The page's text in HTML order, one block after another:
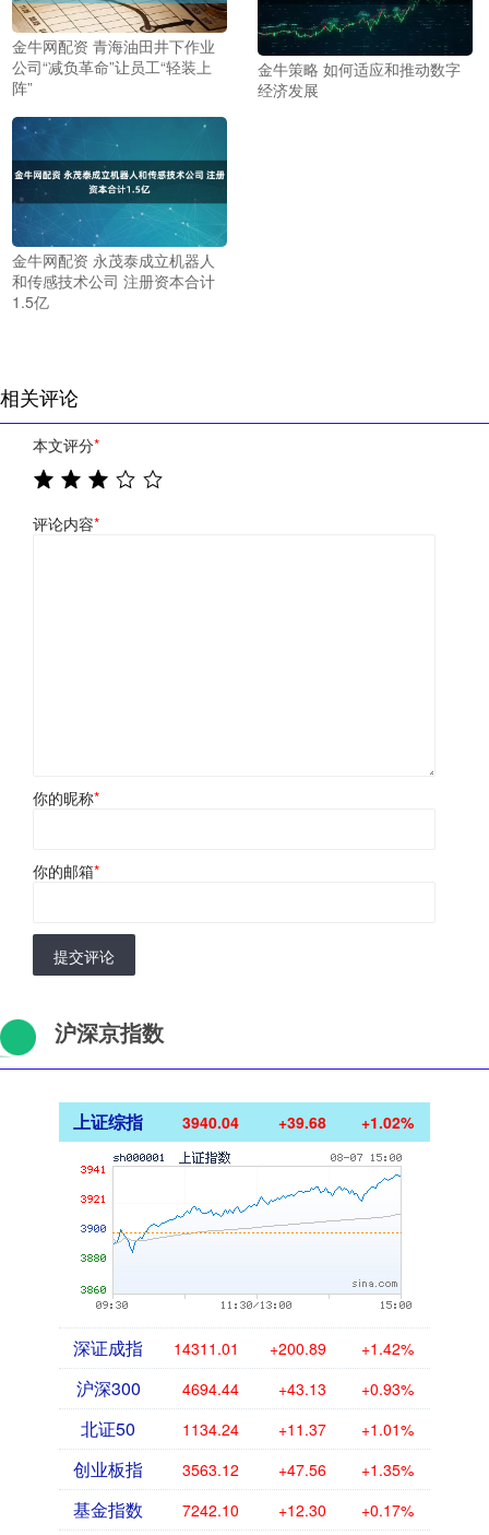
金牛网配资 青海油田井下作业
公司“减负革命”让员工“轻装上
阵”
金牛策略 如何适应和推动数字
经济发展
金牛网配资 永茂泰成立机器人
和传感技术公司 注册资本合计
1.5亿
相关评论
本文评分*
评论内容*
你的昵称*
你的邮箱*
提交评论
沪深京指数
上证综指 3940.04 +39.68 +1.02%
深证成指 14311.01 +200.89 +1.42%
沪深300 4694.44 +43.13 +0.93%
北证50 1134.24 +11.37 +1.01%
创业板指 3563.12 +47.56 +1.35%
基金指数 7242.10 +12.30 +0.17%